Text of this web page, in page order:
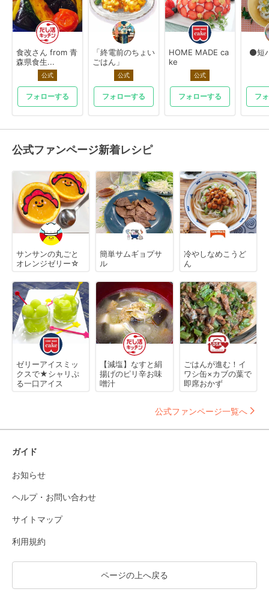
食改さん from 青
森県食生...
公式
フォローする
「終電前のちょい
ごはん」
公式
フォローする
HOME MADE ca
ke
公式
フォローする
⚫短
フ
公式ファンページ新着レシピ
サンサンの丸ごと
オレンジゼリー☆
簡単サムギョプサ
ル
冷やしなめこうど
ん
ゼリーアイスミッ
クスで★シャリぷ
る一口アイス
【減塩】なすと絹
揚げのピリ辛お味
噌汁
ごはんが進む！イ
ワシ缶×カブの葉で
即席おかず
公式ファンページ一覧へ
ガイド
お知らせ
ヘルプ・お問い合わせ
サイトマップ
利用規約
ページの上へ戻る